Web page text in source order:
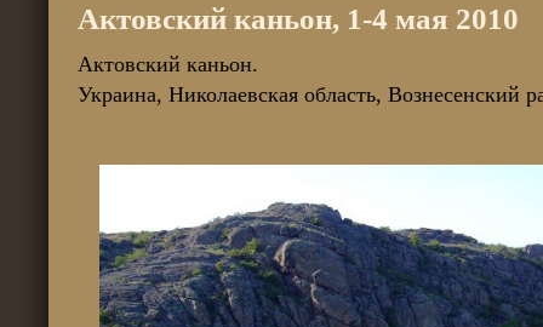
Актовский каньон, 1-4 мая 2010
Актовский каньон.
Украина, Николаевская область, Вознесенский